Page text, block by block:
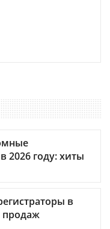
2026 году: хиты
в
продаж